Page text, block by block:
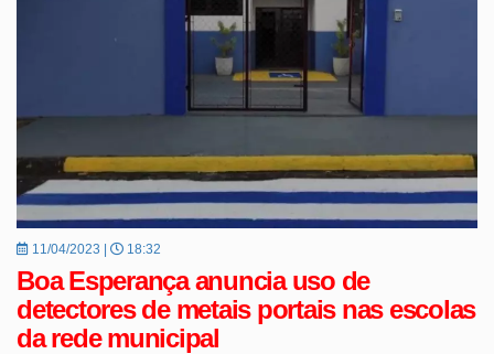
11/04/2023 | 18:32
Boa Esperança anuncia uso de
detectores de metais portais nas escolas
da rede municipal